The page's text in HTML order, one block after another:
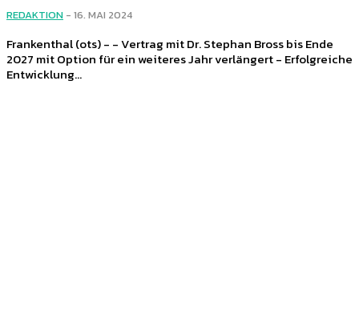
REDAKTION - 16. MAI 2024
Frankenthal (ots) - - Vertrag mit Dr. Stephan Bross bis Ende
2027 mit Option für ein weiteres Jahr verlängert - Erfolgreiche
Entwicklung...